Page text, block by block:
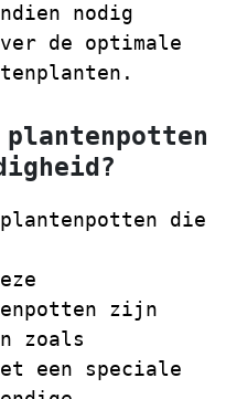
nodig
de optimale
die
zijn
zoals
een speciale